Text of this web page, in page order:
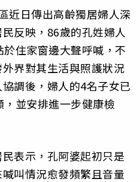
近日傳出高齡獨居婦人深
反映，86歲的孔姓婦人
住家窗邊大聲呼喊，不
界對其生活與照護狀況
調後，婦人的4名子女已
並安排進一步健康檢
表示，孔阿婆起初只是
叫情況愈發頻繁且音量